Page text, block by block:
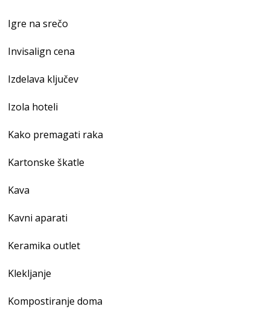
Igre na srečo
Invisalign cena
Izdelava ključev
Izola hoteli
Kako premagati raka
Kartonske škatle
Kava
Kavni aparati
Keramika outlet
Klekljanje
Kompostiranje doma